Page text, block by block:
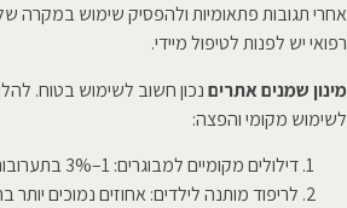
אחרי תגובות פתאומיות ולהפסיק שימוש במקרה
רפואי יש לפנות לטיפול מיידי.
מינון שמנים אתריםנכון חשוב לשימוש בטוח.
לשימוש מקומי והפצה:
דילולים מקומיים למבוגרים: 1–3% בתערובות טיפוח.
לריפוד מותנה לילדים: אחוזים נמוכים